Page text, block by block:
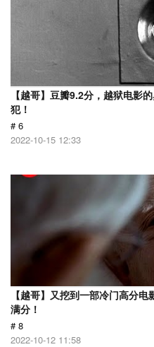
【越哥】豆瓣9.2分，越狱电影
犯！
# 6
2022-10-15 12:33
【越哥】又挖到一部冷门高分
满分！
# 8
2022-10-12 11:58